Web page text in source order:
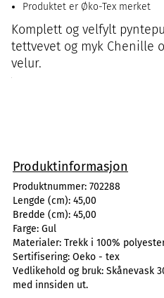
Produktet er Øko-Tex merket
Komplett og velfylt
tettvevet og myk Chenille
velur.
Produktinformasjon
Produktnummer: 702288
Lengde (cm): 45,00
Bredde (cm): 45,00
Farge: Gul
Materialer: Trekk i 100%
Sertifisering: Oeko - tex
Vedlikehold og bruk: Skånevask
med innsiden ut.